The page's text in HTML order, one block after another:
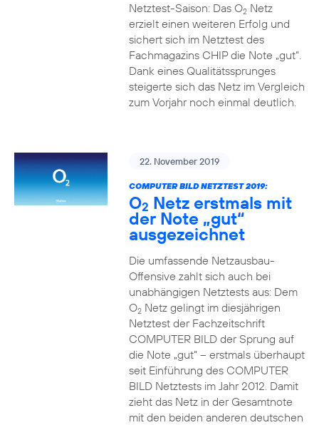
Netztest-Saison: Das O2Netz
erzielt einen weiteren Erfolg und
sichert sich im Netztest des
Fachmagazins CHIP die Note „gut“.
Dank eines Qualitätssprunges
steigerte sich das Netz im Vergleich
zum Vorjahr noch einmal deutlich.
22. November 2019
COMPUTER BILD NETZTEST 2019:
O2 Netz erstmals mit
der Note „gut“
ausgezeichnet
Die umfassende Netzausbau-
Offensive zahlt sich auch bei
unabhängigen Netztests aus: Dem
O2Netz gelingt im diesjährigen
Netztest der Fachzeitschrift
COMPUTER BILD der Sprung auf
die Note „gut“ – erstmals überhaupt
seit Einführung des COMPUTER
BILD Netztests im Jahr 2012. Damit
zieht das Netz in der Gesamtnote
mit den beiden anderen deutschen